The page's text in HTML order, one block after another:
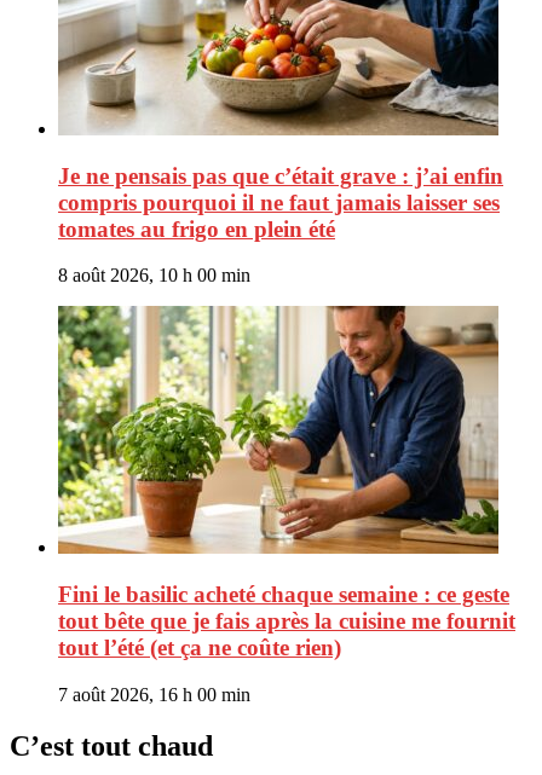
Je ne pensais pas que c’était grave : j’ai enfin
compris pourquoi il ne faut jamais laisser ses
tomates au frigo en plein été
8 août 2026, 10 h 00 min
Fini le basilic acheté chaque semaine : ce geste
tout bête que je fais après la cuisine me fournit
tout l’été (et ça ne coûte rien)
7 août 2026, 16 h 00 min
C’est tout chaud